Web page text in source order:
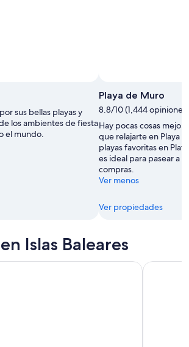
sus bellas playas y
los ambientes de fiesta
el mundo.
Playa de Muro
8.8/10 (1,444 opiniones)
Hay pocas cosas
que relajarte en Playa
playas favoritas en
es ideal para pasear a
compras.
Ver menos
Ver propiedades
Islas Baleares